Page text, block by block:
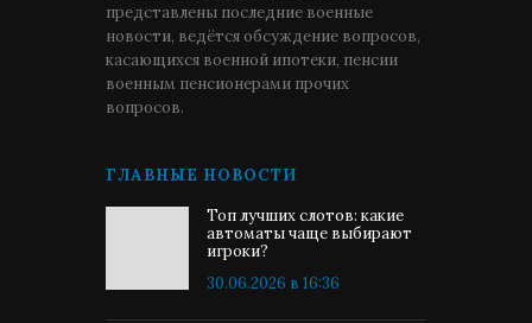
представлены последние военные
новости, ведётся обсуждение вопросов,
касающихся военной ипотеки, пенсии
военным пенсионерами прочих
вопросов.
ГЛАВНЫЕ НОВОСТИ
Топ лучших слотов: какие
автоматы чаще выбирают
игроки?
30.06.2026 в 16:36